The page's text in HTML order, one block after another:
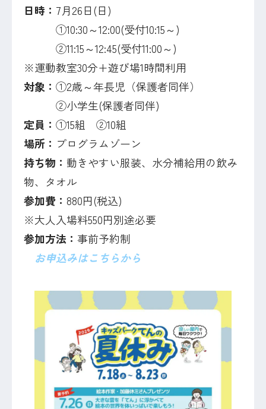
日時： 7月26日(日)
①10:30～12:00(受付10:15～)
②11:15～12:45(受付11:00～)
※運動教室30分+遊び場1時間利用
対象： ①2歳～年長児（保護者同伴）
②小学生(保護者同伴)
定員： ①15組 ②10組
場所： プログラムゾーン
持ち物： 動きやすい服装、水分補給用の飲み
物、タオル
参加費： 880円(税込)
※大人入場料550円別途必要
参加方法： 事前予約制
お申込みはこちらから